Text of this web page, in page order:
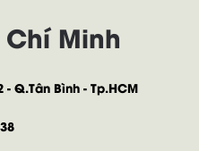
Minh
- Q.Tân Bình - Tp.HCM